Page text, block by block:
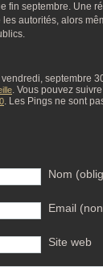
fin septembre. Une
autorités, alors
septembre
. Vous pouvez
. Les Pings ne sont
Nom
Email
Site web